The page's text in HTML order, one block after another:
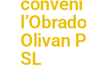
Olivan
SL